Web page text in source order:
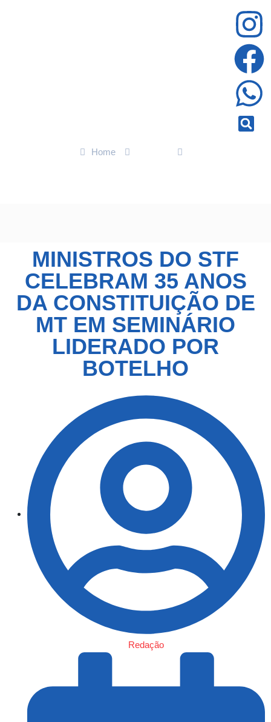
Home
MINISTROS DO STF
CELEBRAM 35 ANOS
DA CONSTITUIÇÃO DE
MT EM SEMINÁRIO
LIDERADO POR
BOTELHO
Redação